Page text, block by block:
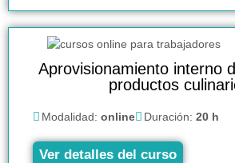
Aprovisionamiento interno
productos
Modalidad: online Duración: 20 h
Ver detalles del curso